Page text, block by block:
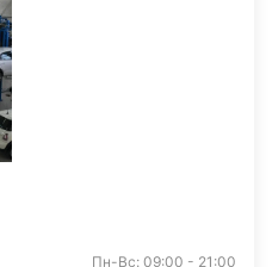
Пн-Вс: 09:00 - 21:00